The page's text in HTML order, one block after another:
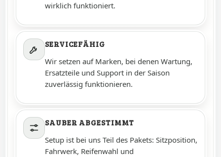
wirklich funktioniert.
SERVICEFÄHIG
Wir setzen auf Marken, bei denen Wartung,
Ersatzteile und Support in der Saison
zuverlässig funktionieren.
SAUBER ABGESTIMMT
Setup ist bei uns Teil des Pakets: Sitzposition,
Fahrwerk, Reifenwahl und